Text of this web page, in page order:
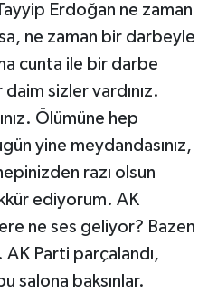
Erdoğan ne zaman
ne zaman bir darbeyle
cunta ile bir darbe
sizler vardınız.
Ölümüne hep
yine meydandasınız,
razı olsun
ediyorum. AK
ne ses geliyor? Bazen
Parti parçalandı,
salona baksınlar.